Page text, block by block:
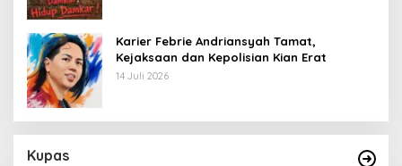
Karier Febrie Andriansyah Tamat,
Kejaksaan dan Kepolisian Kian Erat
14 Juli 2026
Kupas